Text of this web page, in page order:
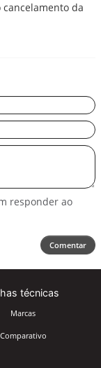
da
responder ao
Comentar
técnicas
Marcas
Comparativo